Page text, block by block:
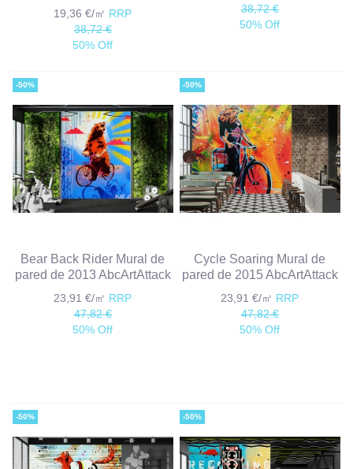
19,36 €/㎡ RRP
38,72 €
50% Off
38,72 €
50% Off
-50%
Bear Back Rider Mural de
pared de 2013 AbcArtAttack
23,91 €/㎡ RRP
47,82 €
50% Off
-50%
Cycle Soaring Mural de
pared de 2015 AbcArtAttack
23,91 €/㎡ RRP
47,82 €
50% Off
-50% -50%